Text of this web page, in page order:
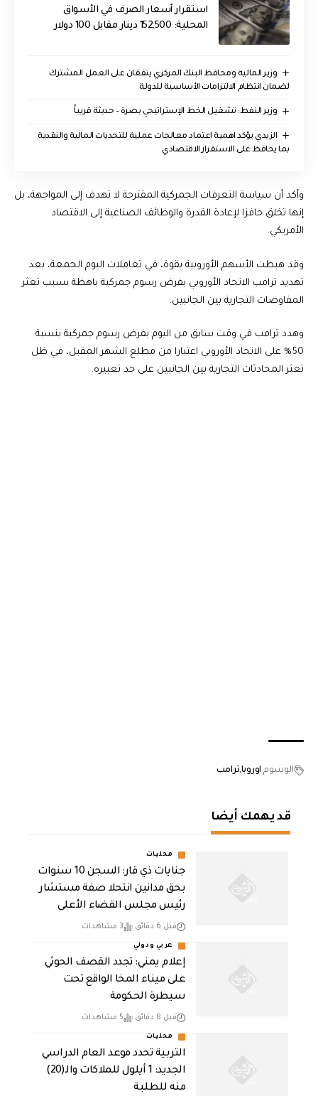
استقرار أسعار الصرف في الأسواق
المحلية: 152,500 دينار مقابل 100 دولار
وزير المالية ومحافظ البنك المركزي يتفقان على العمل المشترك
لضمان انتظام الالتزامات الأساسية للدولة
وزير النفط: تشغيل الخط الإستراتيجي بصرة – حديثة قريباً
الزيدي يؤكد اهمية اعتماد معالجات عملية للتحديات المالية والنقدية
بما يحافظ على الاستقرار الاقتصادي
وأكد أن سياسة التعرفات الجمركية المقترحة لا تهدف إلى المواجهة، بل
إنها تخلق حافزا لإعادة القدرة والوظائف الصناعية إلى الاقتصاد
الأمريكي.
وقد هبطت الأسهم الأوروبية بقوة، في تعاملات اليوم الجمعة، بعد
تهديد ترامب الاتحاد الأوروبي بفرض رسوم جمركية باهظة بسبب تعثر
المفاوضات التجارية بين الجانبين.
وهدد ترامب في وقت سابق من اليوم بفرض رسوم جمركية بنسبة
50% على الاتحاد الأوروبي اعتبارا من مطلع الشهر المقبل، في ظل
تعثر المحادثات التجارية بين الجانبين على حد تعبيره.
الوسوم اوروباترامب
قد يهمك أيضا
محليات
جنايات ذي قار: السجن 10 سنوات
بحق مدانين انتحلا صفة مستشار
رئيس مجلس القضاء الأعلى
قبل 6 دقائق 3 مشاهدات
عربي ودولي
إعلام يمني: تجدد القصف الحوثي
على ميناء المخا الواقع تحت
سيطرة الحكومة
قبل 8 دقائق 5 مشاهدات
محليات
التربية تحدد موعد العام الدراسي
الجديد: 1 أيلول للملاكات والـ(20)
منه للطلبة